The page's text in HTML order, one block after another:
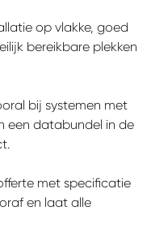
op vlakke, goed
bereikbare plekken
bij systemen met
een databundel in de
met specificatie
en laat alle